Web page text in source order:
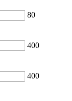
80
400
400